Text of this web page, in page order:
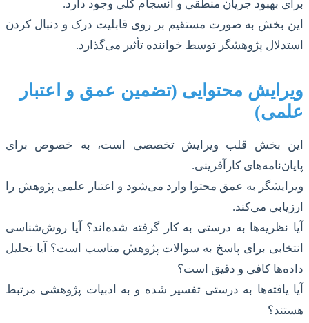
برای بهبود جریان منطقی و انسجام کلی وجود دارد.
این بخش به صورت مستقیم بر روی قابلیت درک و دنبال کردن
استدلال پژوهشگر توسط خواننده تأثیر می‌گذارد.
ویرایش محتوایی (تضمین عمق و اعتبار
علمی)
این بخش قلب ویرایش تخصصی است، به خصوص برای
پایان‌نامه‌های کارآفرینی.
ویرایشگر به عمق محتوا وارد می‌شود و اعتبار علمی پژوهش را
ارزیابی می‌کند.
آیا نظریه‌ها به درستی به کار گرفته شده‌اند؟ آیا روش‌شناسی
انتخابی برای پاسخ به سوالات پژوهش مناسب است؟ آیا تحلیل
داده‌ها کافی و دقیق است؟
آیا یافته‌ها به درستی تفسیر شده و به ادبیات پژوهشی مرتبط
هستند؟